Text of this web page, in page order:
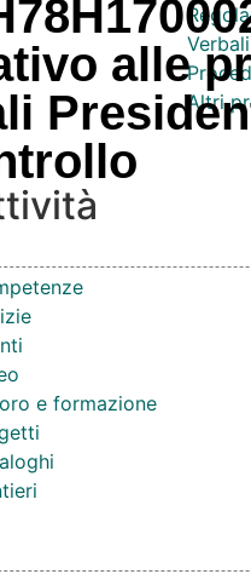
Verbali
Altri
e formazione
alle